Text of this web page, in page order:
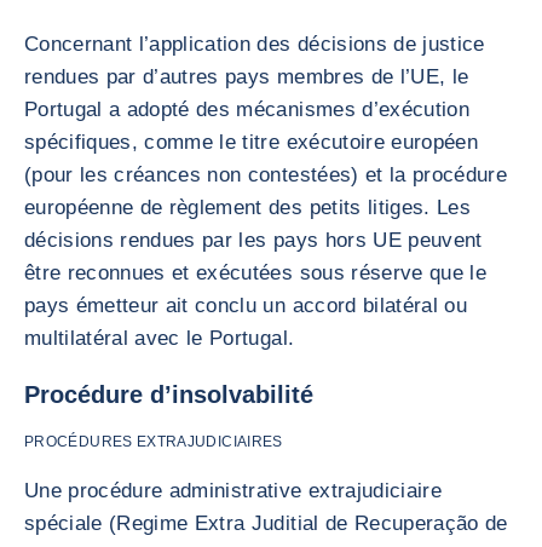
Concernant l’application des décisions de justice
rendues par d’autres pays membres de l’UE, le
Portugal a adopté des mécanismes d’exécution
spécifiques, comme le titre exécutoire européen
(pour les créances non contestées) et la procédure
européenne de règlement des petits litiges. Les
décisions rendues par les pays hors UE peuvent
être reconnues et exécutées sous réserve que le
pays émetteur ait conclu un accord bilatéral ou
multilatéral avec le Portugal.
Procédure d’insolvabilité
PROCÉDURES EXTRAJUDICIAIRES
Une procédure administrative extrajudiciaire
spéciale (Regime Extra Juditial de Recuperação de